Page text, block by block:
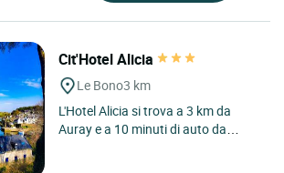
Cit'Hotel Alicia
Le Bono3 km
L'Hotel Alicia si trova a 3 km da
Auray e a 10 minuti di auto da